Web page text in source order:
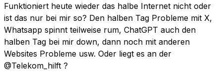
Funktioniert heute wieder das halbe Internet nicht oder
ist das nur bei mir so? Den halben Tag Probleme mit X,
Whatsapp spinnt teilweise rum, ChatGPT auch den
halben Tag bei mir down, dann noch mit anderen
Websites Probleme usw. Oder liegt es an der
@Telekom_hilft ?